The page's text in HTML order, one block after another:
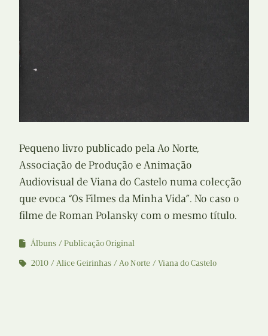
Pequeno livro publicado pela Ao Norte,
Associação de Produção e Animação
Audiovisual de Viana do Castelo numa colecção
que evoca “Os Filmes da Minha Vida”. No caso o
filme de Roman Polansky com o mesmo título.
Álbuns
Publicação Original
2010
Alice Geirinhas Ao Norte Viana do Castelo